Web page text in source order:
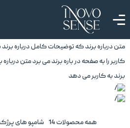
محصولات
متن درباره برند که توضیحات کامل درباره
کاربر را به صفحه در باره برند می برد متن
برند به کاربر می دهد
همه محصولات14 شامپو های پرژک